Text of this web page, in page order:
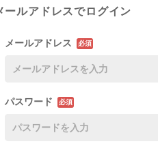
ールアドレスでログイン
メールアドレス 必須
パスワード 必須